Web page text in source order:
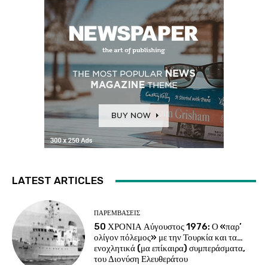
LATEST ARTICLES
ΠΑΡΕΜΒΑΣΕΙΣ
50 ΧΡΟΝΙΑ Αύγουστος 1976: Ο «παρ’
ολίγον πόλεμος» με την Τουρκία και τα…
ενοχλητικά (μα επίκαιρα) συμπεράσματα,
του Διονύση Ελευθεράτου